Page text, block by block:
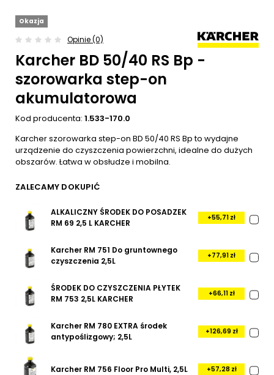
Okazja
Opinie (0)
Karcher BD 50/40 RS Bp -
szorowarka step-on
akumulatorowa
Kod producenta: 1.533-170.0
Karcher szorowarka step-on BD 50/40 RS Bp to wydajne
urządzenie do czyszczenia powierzchni, idealne do dużych
obszarów. Łatwa w obsłudze i mobilna.
ZALECAMY DOKUPIĆ
ALKALICZNY ŚRODEK DO POSADZEK
RM 69 2,5 L KARCHER
+55,71 zł
Karcher RM 751 Do gruntownego
czyszczenia 2,5L
+77,91 zł
ŚRODEK DO CZYSZCZENIA PŁYTEK
RM 753 2,5L KARCHER
+66,11 zł
Karcher RM 780 EXTRA środek
antypoślizgowy; 2,5L
+126,69 zł
Karcher RM 756 Floor Pro Multi, 2,5L +57,28 zł